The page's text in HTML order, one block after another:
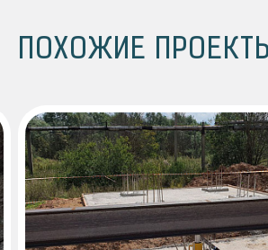
ПОХОЖИЕ